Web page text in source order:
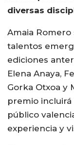
diversas
Amaia Romero
talentos
ediciones
Elena Anaya,
Gorka Otxoa y
premio
público
experiencia y